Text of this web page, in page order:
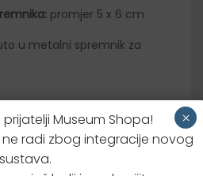
promjer 5 x 6 cm
u metalni spremnik za
Museum Shopa!
radi zbog integracije novog
sustava.
×